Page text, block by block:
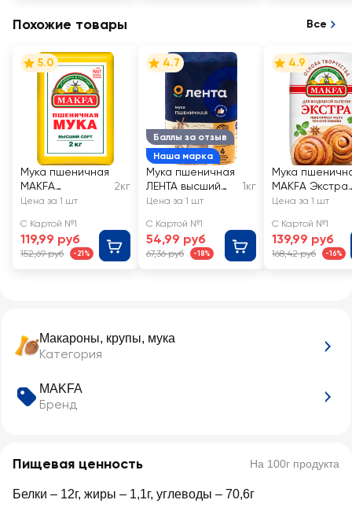
Макароны, крупы, мука
Категория
MAKFA
Бренд
Пищевая ценность На 100г продукта
Белки – 12г, жиры – 1,1г, углеводы – 70,6г
Похожие товары Все
5.0
Мука пшеничная
MAKFA
хлебопекарная
2кг
Цена за 1 шт
С Картой №1
119,99 руб
152,69 руб -21%
Баллы за отзыв
Наша марка
4.7
Мука пшеничная
ЛЕНТА высший
сорт
1кг
Цена за 1 шт
С Картой №1
54,99 руб
67,36 руб -18%
4.9
Мука
MAKFA Экстра
выпечки
Цена за 1 шт
С Картой №1
139,99 руб
168,42 руб -16%